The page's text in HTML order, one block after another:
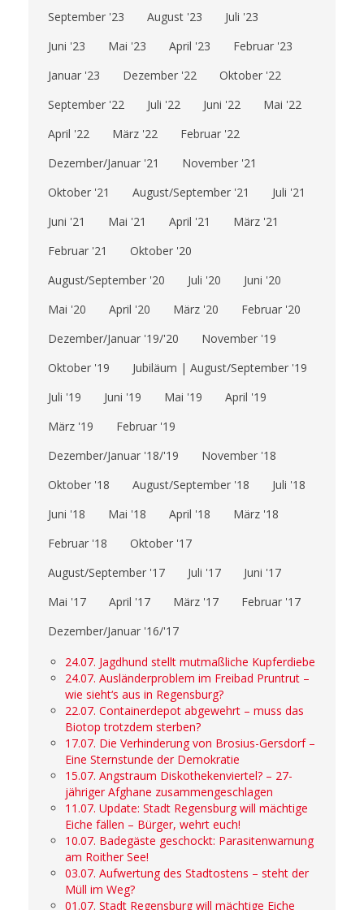
September '23
August '23
Juli '23
Juni '23
Mai '23 April '23
Februar '23
Januar '23
Dezember '22
Oktober '22
September '22
Juli '22 Juni '22
Mai '22
April '22
März '22
Februar '22
Dezember/Januar '21
November '21
Oktober '21
August/September '21
Juli '21
Juni '21
Mai '21 April '21
März '21
Februar '21
Oktober '20
August/September '20
Juli '20
Juni '20
Mai '20
April '20 März '20
Februar '20
Dezember/Januar '19/'20
November '19
Oktober '19
Jubiläum | August/September '19
Juli '19
Juni '19 Mai '19
April '19
März '19
Februar '19
Dezember/Januar '18/'19
November '18
Oktober '18
August/September '18
Juli '18
Juni '18
Mai '18 April '18
März '18
Februar '18
Oktober '17
August/September '17
Juli '17
Juni '17
Mai '17
April '17 März '17
Februar '17
Dezember/Januar '16/'17
24.07. Jagdhund stellt mutmaßliche Kupferdiebe
24.07. Ausländerproblem im Freibad Pruntrut –
wie sieht‘s aus in Regensburg?
22.07. Containerdepot abgewehrt – muss das
Biotop trotzdem sterben?
17.07. Die Verhinderung von Brosius-Gersdorf –
Eine Sternstunde der Demokratie
15.07. Angstraum Diskothekenviertel? – 27-
jähriger Afghane zusammengeschlagen
11.07. Update: Stadt Regensburg will mächtige
Eiche fällen – Bürger, wehrt euch!
10.07. Badegäste geschockt: Parasitenwarnung
am Roither See!
03.07. Aufwertung des Stadtostens – steht der
Müll im Weg?
01.07. Stadt Regensburg will mächtige Eiche